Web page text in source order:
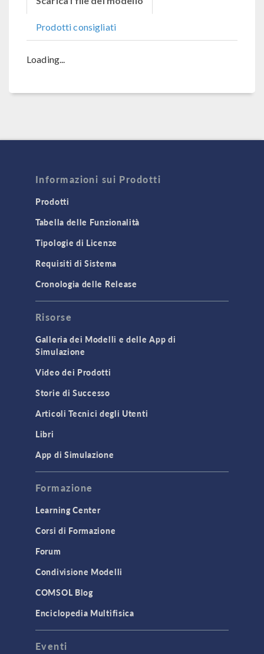
Prodotti consigliati
Loading...
Informazioni sui Prodotti
Prodotti
Tabella delle Funzionalità
Tipologie di Licenze
Requisiti di Sistema
Cronologia delle Release
Risorse
Galleria dei Modelli e delle App di
Simulazione
Video dei Prodotti
Storie di Successo
Articoli Tecnici degli Utenti
Libri
App di Simulazione
Formazione
Learning Center
Corsi di Formazione
Forum
Condivisione Modelli
COMSOL Blog
Enciclopedia Multifisica
Eventi